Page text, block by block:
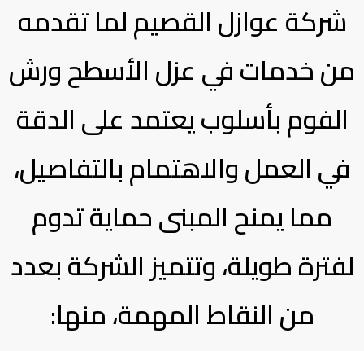
شركة عوازل القصيم لما تقدمه
من خدمات في عزل الأسطح ورش
الفوم بأسلوب يعتمد على الدقة
في العمل والاهتمام بالتفاصيل،
مما يمنح المبنى حماية تدوم
لفترة طويلة، وتتميز الشركة بعدد
من النقاط المهمة، منها: